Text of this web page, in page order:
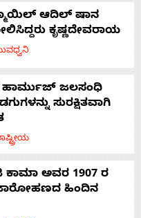
ಆದಿಲ್ ಷಾನ
ಕೃಷ್ಣದೇವರಾಯ
ಹಾರ್ಮುಜ್ ಜಲಸಂಧಿ
ಸುರಕ್ಷಿತವಾಗಿ
ಅವರ 1907 ರ
ಹಿಂದಿನ